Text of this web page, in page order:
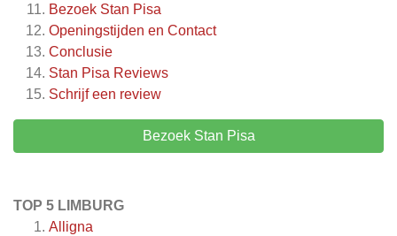
Bezoek Stan Pisa
Openingstijden en Contact
Conclusie
Stan Pisa Reviews
Schrijf een review
Bezoek Stan Pisa
TOP 5 LIMBURG
Alligna